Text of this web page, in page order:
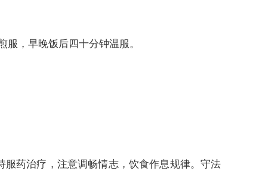
，早晚饭后四十分钟温服。
药治疗，注意调畅情志，饮食作息规律。守法